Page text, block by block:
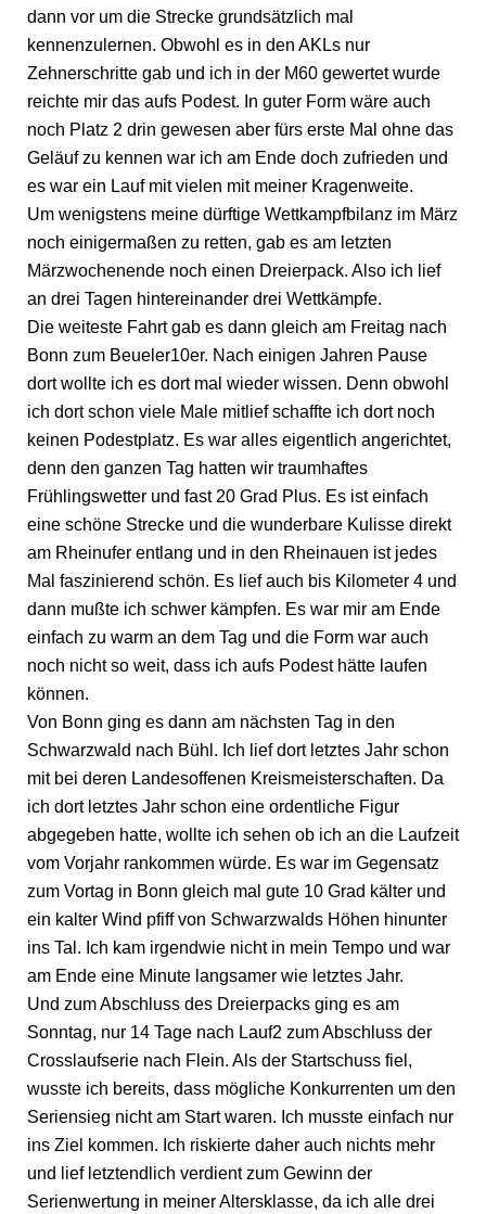
dann vor um die Strecke grundsätzlich mal
kennenzulernen. Obwohl es in den AKLs nur
Zehnerschritte gab und ich in der M60 gewertet wurde
reichte mir das aufs Podest. In guter Form wäre auch
noch Platz 2 drin gewesen aber fürs erste Mal ohne das
Geläuf zu kennen war ich am Ende doch zufrieden und
es war ein Lauf mit vielen mit meiner Kragenweite.
Um wenigstens meine dürftige Wettkampfbilanz im März
noch einigermaßen zu retten, gab es am letzten
Märzwochenende noch einen Dreierpack. Also ich lief
an drei Tagen hintereinander drei Wettkämpfe.
Die weiteste Fahrt gab es dann gleich am Freitag nach
Bonn zum Beueler10er. Nach einigen Jahren Pause
dort wollte ich es dort mal wieder wissen. Denn obwohl
ich dort schon viele Male mitlief schaffte ich dort noch
keinen Podestplatz. Es war alles eigentlich angerichtet,
denn den ganzen Tag hatten wir traumhaftes
Frühlingswetter und fast 20 Grad Plus. Es ist einfach
eine schöne Strecke und die wunderbare Kulisse direkt
am Rheinufer entlang und in den Rheinauen ist jedes
Mal faszinierend schön. Es lief auch bis Kilometer 4 und
dann mußte ich schwer kämpfen. Es war mir am Ende
einfach zu warm an dem Tag und die Form war auch
noch nicht so weit, dass ich aufs Podest hätte laufen
können.
Von Bonn ging es dann am nächsten Tag in den
Schwarzwald nach Bühl. Ich lief dort letztes Jahr schon
mit bei deren Landesoffenen Kreismeisterschaften. Da
ich dort letztes Jahr schon eine ordentliche Figur
abgegeben hatte, wollte ich sehen ob ich an die Laufzeit
vom Vorjahr rankommen würde. Es war im Gegensatz
zum Vortag in Bonn gleich mal gute 10 Grad kälter und
ein kalter Wind pfiff von Schwarzwalds Höhen hinunter
ins Tal. Ich kam irgendwie nicht in mein Tempo und war
am Ende eine Minute langsamer wie letztes Jahr.
Und zum Abschluss des Dreierpacks ging es am
Sonntag, nur 14 Tage nach Lauf2 zum Abschluss der
Crosslaufserie nach Flein. Als der Startschuss fiel,
wusste ich bereits, dass mögliche Konkurrenten um den
Seriensieg nicht am Start waren. Ich musste einfach nur
ins Ziel kommen. Ich riskierte daher auch nichts mehr
und lief letztendlich verdient zum Gewinn der
Serienwertung in meiner Altersklasse, da ich alle drei